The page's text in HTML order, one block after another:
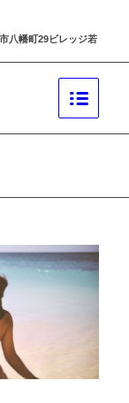
八幡町29ビレッジ若